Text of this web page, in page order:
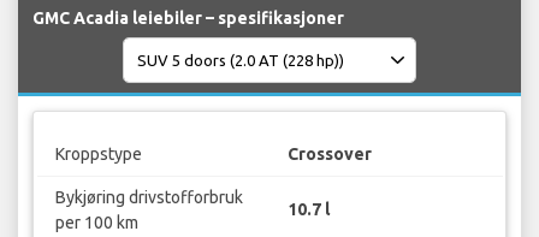
GMC Acadia leiebiler – spesifikasjoner
Kroppstype Crossover
Bykjøring drivstofforbruk
per 100 km
10.7 l